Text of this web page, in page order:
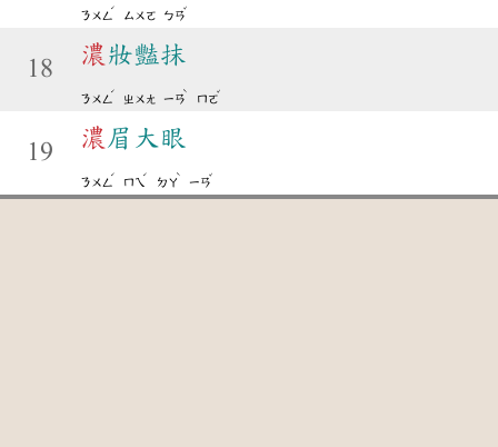
ㄋㄨㄥ
ˊ
ㄙㄨㄛ ㄅㄢ
ˇ
18
濃 妝豔抹
ㄋㄨㄥ
ˊ
ㄓㄨㄤ ㄧㄢ
ˋ
ㄇㄛ
ˇ
19
濃 眉大眼
ㄋㄨㄥ
ˊ
ㄇㄟ
ˊ
ㄉㄚ
ˋ
ㄧㄢ
ˇ